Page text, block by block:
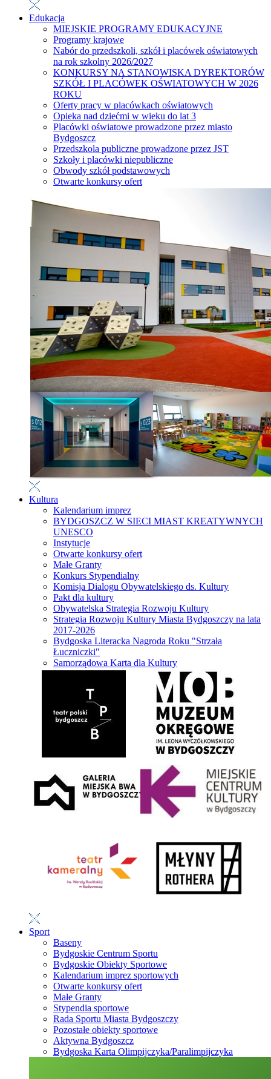
Edukacja
MIEJSKIE PROGRAMY EDUKACYJNE
Programy krajowe
Nabór do przedszkoli, szkół i placówek oświatowych
na rok szkolny 2026/2027
KONKURSY NA STANOWISKA DYREKTORÓW
SZKÓŁ I PLACÓWEK OŚWIATOWYCH W 2026
ROKU
Oferty pracy w placówkach oświatowych
Opieka nad dziećmi w wieku do lat 3
Placówki oświatowe prowadzone przez miasto
Bydgoszcz
Przedszkola publiczne prowadzone przez JST
Szkoły i placówki niepubliczne
Obwody szkół podstawowych
Otwarte konkursy ofert
Kultura
Kalendarium imprez
BYDGOSZCZ W SIECI MIAST KREATYWNYCH
UNESCO
Instytucje
Otwarte konkursy ofert
Małe Granty
Konkurs Stypendialny
Komisja Dialogu Obywatelskiego ds. Kultury
Pakt dla kultury
Obywatelska Strategia Rozwoju Kultury
Strategia Rozwoju Kultury Miasta Bydgoszczy na lata
2017-2026
Bydgoska Literacka Nagroda Roku "Strzała
Łuczniczki"
Samorządowa Karta dla Kultury
Sport
Baseny
Bydgoskie Centrum Sportu
Bydgoskie Obiekty Sportowe
Kalendarium imprez sportowych
Otwarte konkursy ofert
Małe Granty
Stypendia sportowe
Rada Sportu Miasta Bydgoszczy
Pozostałe obiekty sportowe
Aktywna Bydgoszcz
Bydgoska Karta Olimpijczyka/Paralimpijczyka